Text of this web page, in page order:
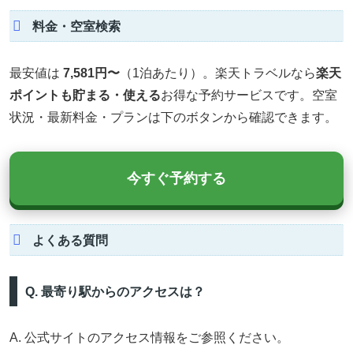
料金・空室検索
最安値は 7,581円〜 （1泊あたり）。楽天トラベルなら楽天
ポイントも貯まる・使えるお得な予約サービスです。空室
状況・最新料金・プランは下のボタンから確認できます。
今すぐ予約する
よくある質問
Q. 最寄り駅からのアクセスは？
A. 公式サイトのアクセス情報をご参照ください。